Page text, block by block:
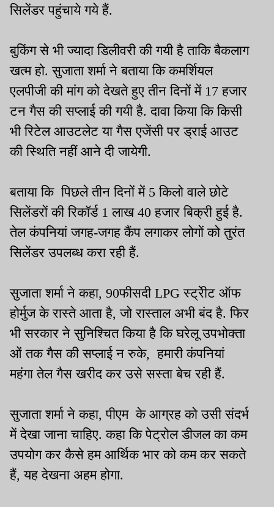
सिलेंडर पहुंचाये गये हैं.
बुकिंग से भी ज्यादा डिलीवरी की गयी है ताकि बैकलाग
खत्म हो. सुजाता शर्मा ने बताया कि कमर्शियल
एलपीजी की मांग को देखते हुए तीन दिनों में 17 हजार
टन गैस की सप्लाई की गयी है. दावा किया कि किसी
भी रिटेल आउटलेट या गैस एजेंसी पर ड्राई आउट
की स्थिति नहीं आने दी जायेगी.
बताया कि पिछले तीन दिनों में 5 किलो वाले छोटे
सिलेंडरों की रिकॉर्ड 1 लाख 40 हजार बिक्री हुई है.
तेल कंपनियां जगह-जगह कैंप लगाकर लोगों को तुरंत
सिलेंडर उपलब्ध करा रही हैं.
सुजाता शर्मा ने कहा, 90फीसदी LPG स्ट्रेीट ऑफ
होर्मुज के रास्ते आता है, जो रास्ताल अभी बंद है. फिर
भी सरकार ने सुनिश्चित किया है कि घरेलू उपभोक्ता
ओं तक गैस की सप्लाई न रुके, हमारी कंपनियां
महंगा तेल गैस खरीद कर उसे सस्ता बेच रही हैं.
सुजाता शर्मा ने कहा, पीएम के आग्रह को उसी संदर्भ
में देखा जाना चाहिए. कहा कि पेट्रोल डीजल का कम
उपयोग कर कैसे हम आर्थिक भार को कम कर सकते
हैं, यह देखना अहम होगा.